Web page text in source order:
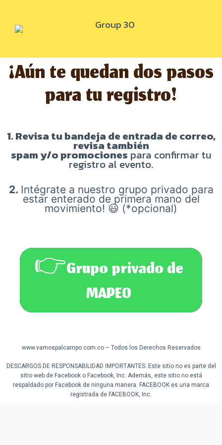
¡Aún te quedan dos pasos
para tu registro!
1. Revisa tu bandeja de entrada de correo,
revisa también
spamy/opromociones para confirmar tu
registro al evento.
2. Intégrate a nuestro grupo privado para
estar enterado de primera mano del
movimiento! 😃 (*opcional)
👉Grupo privado de
MAPEO
www.vamospalcampo.com.co – Todos los Derechos Reservados
DESCARGOS DE RESPONSABILIDAD IMPORTANTES: Este sitio no es parte del
sitio web de Facebook o Facebook, Inc. Además, este sitio no está
respaldado por Facebook de ninguna manera. FACEBOOK es una marca
registrada de FACEBOOK, Inc.